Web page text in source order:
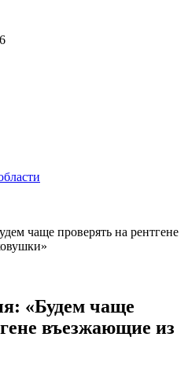
чаще проверять на рентгене
«Будем чаще
въезжающие из